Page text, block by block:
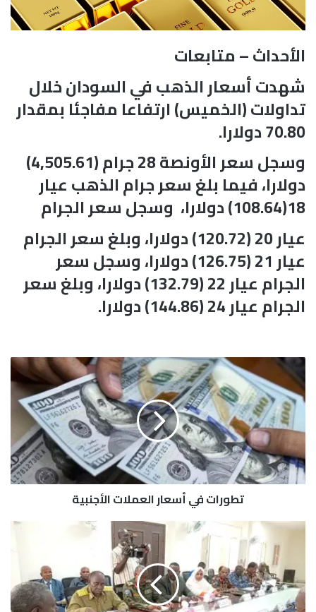
الأحداث – متابعات
شهدت أسعار الذهب في السودان خلال
تداولات (الخميس) ارتفاعا مفاجئا بمقدار
70.80 دولارا.
وسجل سعر الأونصة 28 جرام (4,505.61)
دولارا، فيما بلغ سعر جرام الذهب عيار
18(108.64) دولارا، وسجل سعر الجرام
عيار 20 (120.72) دولارا، وبلغ سعر الجرام
عيار 21 (126.75) دولارا، وسجل سعر
الجرام عيار 22 (132.79) دولارا، وبلغ سعر
الجرام عيار 24 (144.86) دولارا.
ت
ط
و
ر
ت
ف
ي
أ
ا
ع
م
تطورات في أسعار العملات الأجنبية
ل
أ
م